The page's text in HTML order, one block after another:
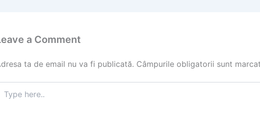
a Comment
ta de email nu va fi publicată. Câmpurile obligatorii sunt